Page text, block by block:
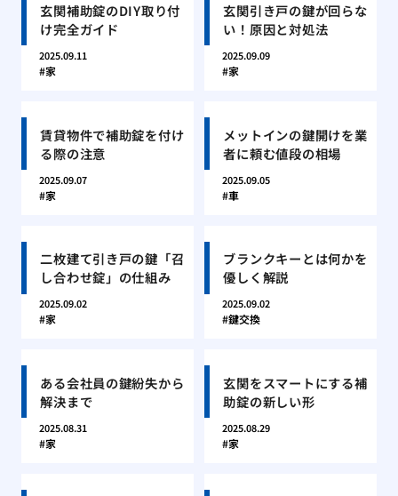
玄関補助錠のDIY取り付
け完全ガイド
2025.09.11
家
玄関引き戸の鍵が回らな
い！原因と対処法
2025.09.09
家
賃貸物件で補助錠を付け
る際の注意
2025.09.07
家
メットインの鍵開けを業
者に頼む値段の相場
2025.09.05
車
二枚建て引き戸の鍵「召
し合わせ錠」の仕組み
2025.09.02
家
ブランクキーとは何かを
優しく解説
2025.09.02
鍵交換
ある会社員の鍵紛失から
解決まで
2025.08.31
家
玄関をスマートにする補
助錠の新しい形
2025.08.29
家